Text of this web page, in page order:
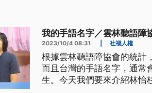
我的手語名字／雲林聽語障
2023/10/4 08:31 社福人權
根據雲林聽語障協會的統計
而且台灣的手語名字，通常
生。今天我們要來介紹林怡